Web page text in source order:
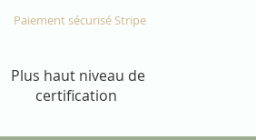
Plus haut niveau de
certification
Paiement sécurisé Stripe